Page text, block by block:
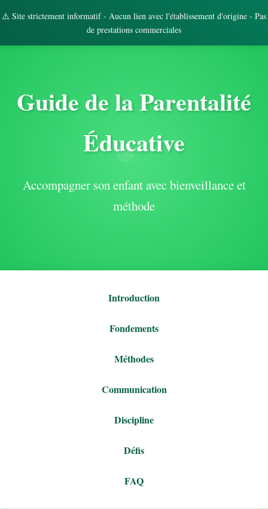
⚠️ Site strictement informatif - Aucun lien avec l'établissement d'origine - Pas
de prestations commerciales
Guide de la Parentalité
Éducative
Accompagner son enfant avec bienveillance et
méthode
Introduction
Fondements
Méthodes
Communication
Discipline
Défis
FAQ